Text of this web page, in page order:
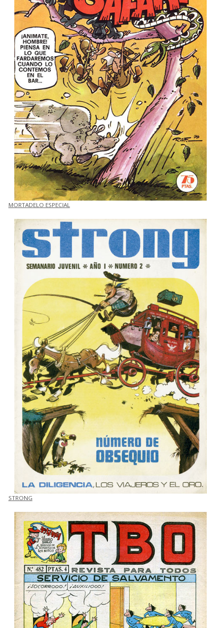
MORTADELO ESPECIAL
STRONG